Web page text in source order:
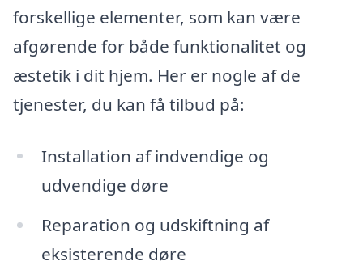
forskellige elementer, som kan være
afgørende for både funktionalitet og
æstetik i dit hjem. Her er nogle af de
tjenester, du kan få tilbud på:
Installation af indvendige og
udvendige døre
Reparation og udskiftning af
eksisterende døre